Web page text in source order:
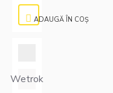
ADAUGĂ ÎN COŞ
Wetrok